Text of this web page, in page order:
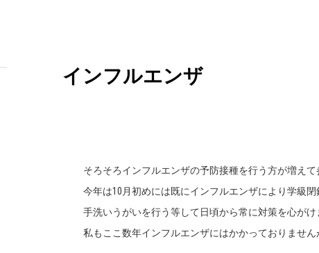
インフルエンザ
そろそろインフルエンザの予防接種を行う方が増えて
今年は10月初めには既にインフルエンザにより学級
手洗いうがいを行う等して日頃から常に対策を心がけ
私もここ数年インフルエンザにはかかっておりませ